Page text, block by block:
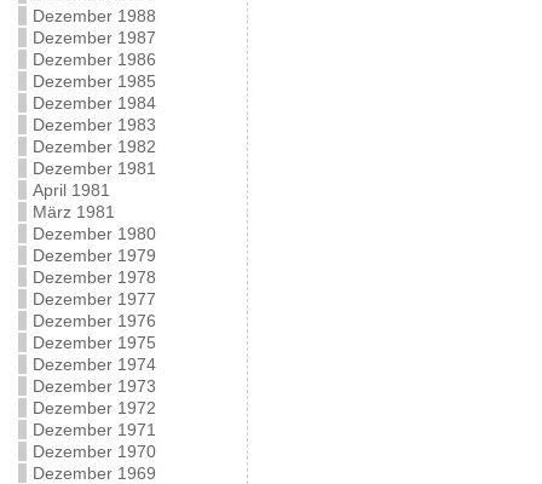
Dezember 1988
Dezember 1987
Dezember 1986
Dezember 1985
Dezember 1984
Dezember 1983
Dezember 1982
Dezember 1981
April 1981
März 1981
Dezember 1980
Dezember 1979
Dezember 1978
Dezember 1977
Dezember 1976
Dezember 1975
Dezember 1974
Dezember 1973
Dezember 1972
Dezember 1971
Dezember 1970
Dezember 1969